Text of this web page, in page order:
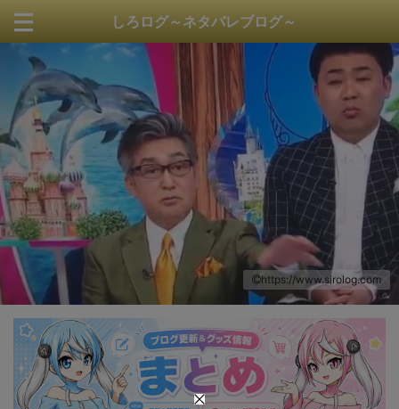
しろログ～ネタバレブログ～
https://www.sirolog.com